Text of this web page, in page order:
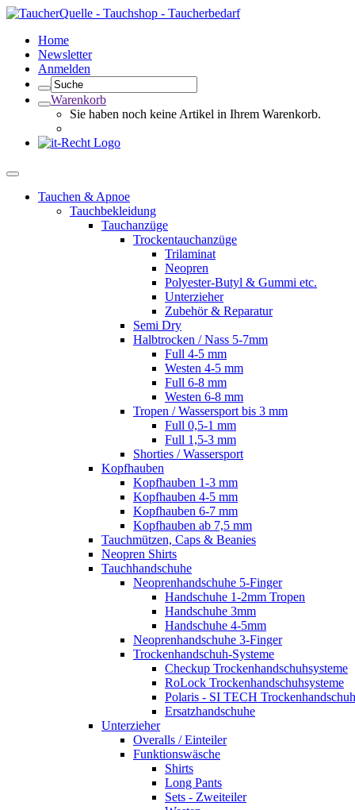
Home
Newsletter
Anmelden
Warenkorb
Sie haben noch keine Artikel in Ihrem Warenkorb.
Tauchen & Apnoe
Tauchbekleidung
Tauchanzüge
Trockentauchanzüge
Trilaminat
Neopren
Polyester-Butyl & Gummi etc.
Unterzieher
Zubehör & Reparatur
Semi Dry
Halbtrocken / Nass 5-7mm
Full 4-5 mm
Westen 4-5 mm
Full 6-8 mm
Westen 6-8 mm
Tropen / Wassersport bis 3 mm
Full 0,5-1 mm
Full 1,5-3 mm
Shorties / Wassersport
Kopfhauben
Kopfhauben 1-3 mm
Kopfhauben 4-5 mm
Kopfhauben 6-7 mm
Kopfhauben ab 7,5 mm
Tauchmützen, Caps & Beanies
Neopren Shirts
Tauchhandschuhe
Neoprenhandschuhe 5-Finger
Handschuhe 1-2mm Tropen
Handschuhe 3mm
Handschuhe 4-5mm
Neoprenhandschuhe 3-Finger
Trockenhandschuh-Systeme
Checkup Trockenhandschuhsysteme
RoLock Trockenhandschuhsysteme
Polaris - SI TECH
Ersatzhandschuhe
Unterzieher
Overalls / Einteiler
Funktionswäsche
Shirts
Long Pants
Sets - Zweiteiler